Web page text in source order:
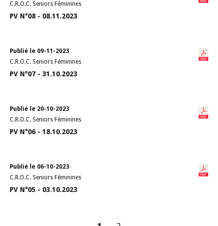
C.R.O.C. Seniors Féminines
PV N°08 - 08.11.2023
Publié le 09-11-2023
C.R.O.C. Seniors Féminines
PV N°07 - 31.10.2023
Publié le 20-10-2023
C.R.O.C. Seniors Féminines
PV N°06 - 18.10.2023
Publié le 06-10-2023
C.R.O.C. Seniors Féminines
PV N°05 - 03.10.2023